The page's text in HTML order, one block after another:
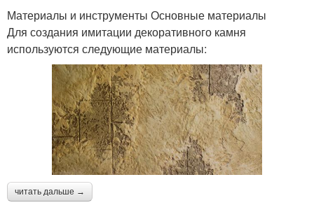
Материалы и инструменты Основные материалы
Для создания имитации декоративного камня
используются следующие материалы:
читать дальше →